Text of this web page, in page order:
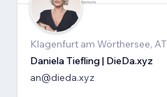
Klagenfurt am Wörthersee, AT
Daniela Tiefling | DieDa.xyz
an@dieda.xyz